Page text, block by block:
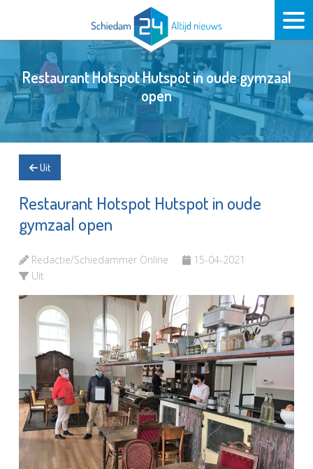
Restaurant Hotspot Hutspot in oude gymzaal
open
Uit
Restaurant Hotspot Hutspot in oude
gymzaal open
Redactie/Schiedammer Online
15-04-2021
Uit